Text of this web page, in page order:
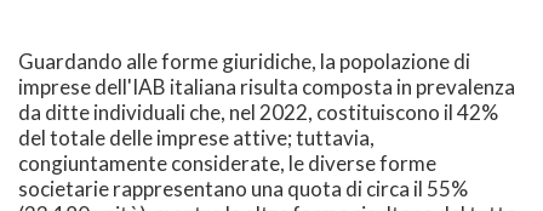
Guardando alle forme giuridiche, la popolazione di
imprese dell'IAB italiana risulta composta in prevalenza
da ditte individuali che, nel 2022, costituiscono il 42%
del totale delle imprese attive; tuttavia,
congiuntamente considerate, le diverse forme
societarie rappresentano una quota di circa il 55%